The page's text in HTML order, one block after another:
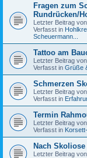
Fragen zum
Rundrücken/
Letzter Beitrag von
Verfasst in
Scheuermann...
Tattoo am
Letzter Beitrag von
Verfasst in Grüße
Schmerzen
Letzter Beitrag von
Verfasst in
Termin
Letzter Beitrag von
Verfasst in
Nach
Letzter Beitrag von